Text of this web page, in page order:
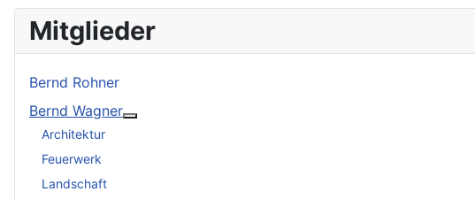
Mitglieder
Bernd Rohner
Bernd Wagner
Architektur
Feuerwerk
Landschaft